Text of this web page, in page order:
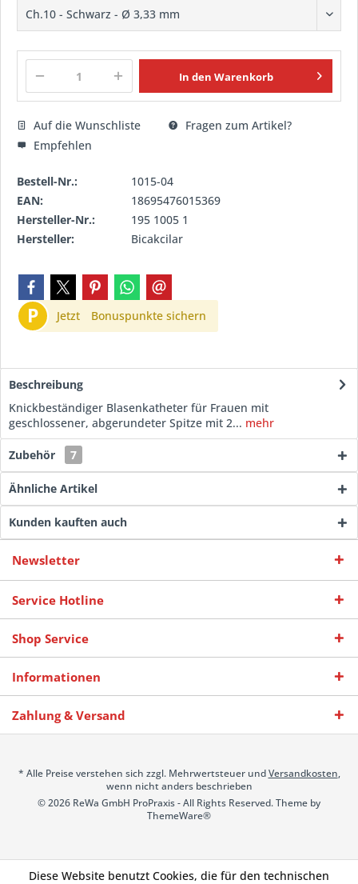
In den Warenkorb
Auf die Wunschliste
Fragen zum Artikel?
Empfehlen
Bestell-Nr.:
1015-04
EAN:
18695476015369
Hersteller-Nr.:
195 1005 1
Hersteller:
Bicakcilar
P Jetzt Bonuspunkte sichern
Beschreibung
Knickbeständiger Blasenkatheter für Frauen mit
geschlossener, abgerundeter Spitze mit 2... mehr
Zubehör 7
Ähnliche Artikel
Kunden kauften auch
Newsletter
Service Hotline
Shop Service
Informationen
Zahlung & Versand
* Alle Preise verstehen sich zzgl. Mehrwertsteuer undVersandkosten,
wenn nicht anders beschrieben
© 2026 ReWa GmbH ProPraxis - All Rights Reserved. Theme by
ThemeWare®
Diese Website benutzt Cookies, die für den technischen